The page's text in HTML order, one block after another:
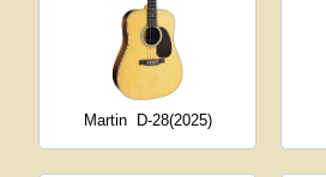
Martin D-28(2025)